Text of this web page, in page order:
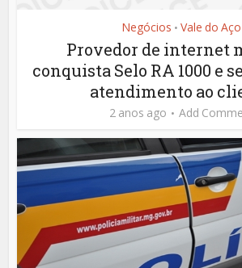
Negócios • Vale do Aço
Provedor de internet
conquista Selo RA 1000 e
atendimento ao
2 anos ago Add